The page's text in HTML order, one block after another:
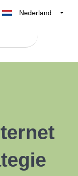
Nederland
België